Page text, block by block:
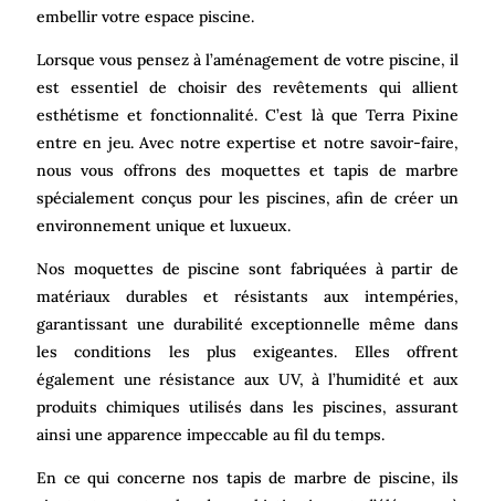
embellir votre espace piscine.
Lorsque vous pensez à l’aménagement de votre piscine, il
est essentiel de choisir des revêtements qui allient
esthétisme et fonctionnalité. C’est là que Terra Pixine
entre en jeu. Avec notre expertise et notre savoir-faire,
nous vous offrons des moquettes et tapis de marbre
spécialement conçus pour les piscines, afin de créer un
environnement unique et luxueux.
Nos moquettes de piscine sont fabriquées à partir de
matériaux durables et résistants aux intempéries,
garantissant une durabilité exceptionnelle même dans
les conditions les plus exigeantes. Elles offrent
également une résistance aux UV, à l’humidité et aux
produits chimiques utilisés dans les piscines, assurant
ainsi une apparence impeccable au fil du temps.
En ce qui concerne nos tapis de marbre de piscine, ils